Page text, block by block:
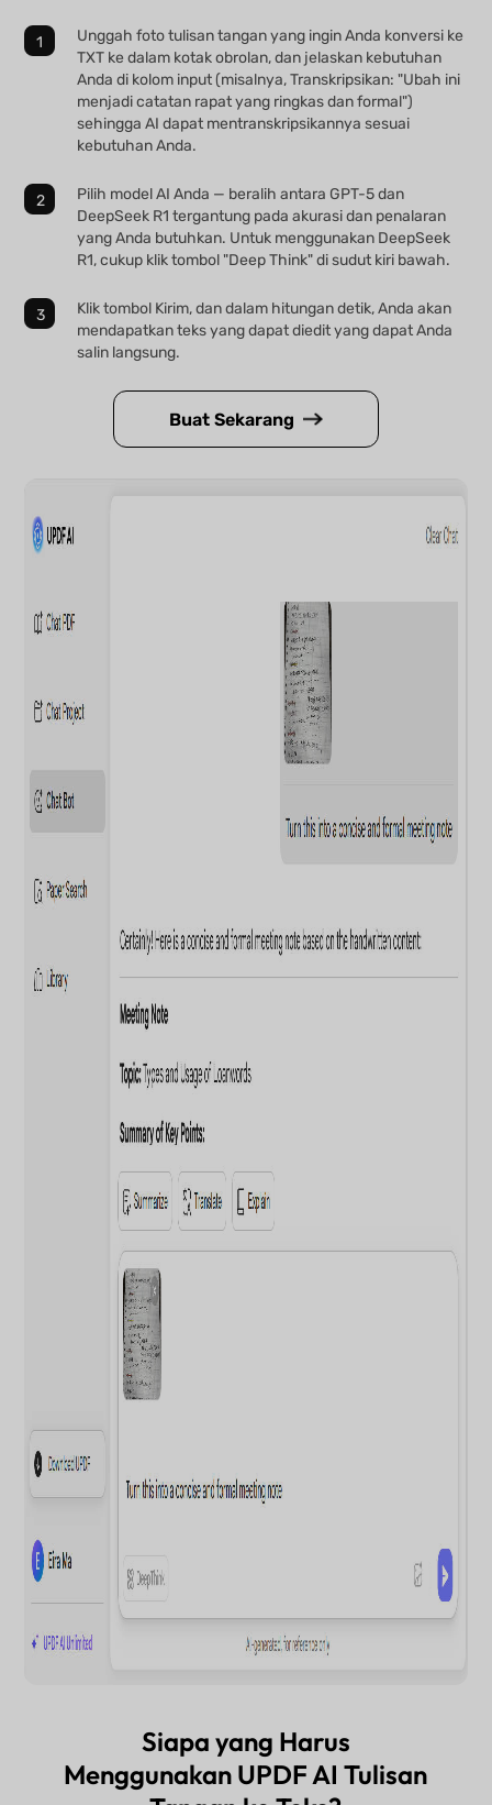
Unggah foto tulisan tangan yang ingin Anda konversi ke
TXT ke dalam kotak obrolan, dan jelaskan kebutuhan
Anda di kolom input (misalnya, Transkripsikan: "Ubah ini
menjadi catatan rapat yang ringkas dan formal")
sehingga AI dapat mentranskripsikannya sesuai
kebutuhan Anda.
Pilih model AI Anda — beralih antara GPT-5 dan
DeepSeek R1 tergantung pada akurasi dan penalaran
yang Anda butuhkan. Untuk menggunakan DeepSeek
R1, cukup klik tombol "Deep Think" di sudut kiri bawah.
Klik tombol Kirim, dan dalam hitungan detik, Anda akan
mendapatkan teks yang dapat diedit yang dapat Anda
salin langsung.
Buat Sekarang
Siapa yang Harus
Menggunakan UPDF AI Tulisan